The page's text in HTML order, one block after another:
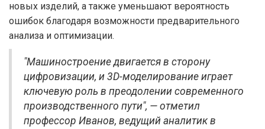
новых изделий, а также уменьшают вероятность
ошибок благодаря возможности предварительного
анализа и оптимизации.
"Машиностроение двигается в сторону
цифровизации, и 3D-моделирование играет
ключевую роль в преодолении современного
производственного пути", — отметил
профессор Иванов, ведущий аналитик в